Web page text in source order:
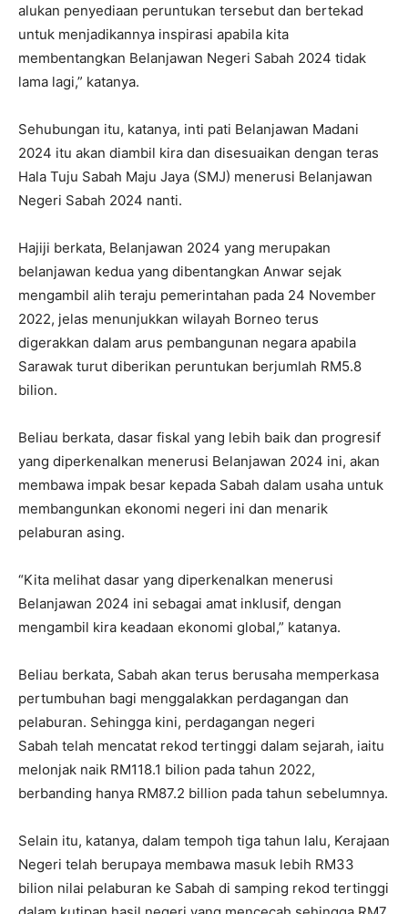
alukan penyediaan peruntukan tersebut dan bertekad
untuk menjadikannya inspirasi apabila kita
membentangkan Belanjawan Negeri Sabah 2024 tidak
lama lagi,” katanya.
Sehubungan itu, katanya, inti pati Belanjawan Madani
2024 itu akan diambil kira dan disesuaikan dengan teras
Hala Tuju Sabah Maju Jaya (SMJ) menerusi Belanjawan
Negeri Sabah 2024 nanti.
Hajiji berkata, Belanjawan 2024 yang merupakan
belanjawan kedua yang dibentangkan Anwar sejak
mengambil alih teraju pemerintahan pada 24 November
2022, jelas menunjukkan wilayah Borneo terus
digerakkan dalam arus pembangunan negara apabila
Sarawak turut diberikan peruntukan berjumlah RM5.8
bilion.
Beliau berkata, dasar fiskal yang lebih baik dan progresif
yang diperkenalkan menerusi Belanjawan 2024 ini, akan
membawa impak besar kepada Sabah dalam usaha untuk
membangunkan ekonomi negeri ini dan menarik
pelaburan asing.
“Kita melihat dasar yang diperkenalkan menerusi
Belanjawan 2024 ini sebagai amat inklusif, dengan
mengambil kira keadaan ekonomi global,” katanya.
Beliau berkata, Sabah akan terus berusaha memperkasa
pertumbuhan bagi menggalakkan perdagangan dan
pelaburan. Sehingga kini, perdagangan negeri
Sabah telah mencatat rekod tertinggi dalam sejarah, iaitu
melonjak naik RM118.1 bilion pada tahun 2022,
berbanding hanya RM87.2 billion pada tahun sebelumnya.
Selain itu, katanya, dalam tempoh tiga tahun lalu, Kerajaan
Negeri telah berupaya membawa masuk lebih RM33
bilion nilai pelaburan ke Sabah di samping rekod tertinggi